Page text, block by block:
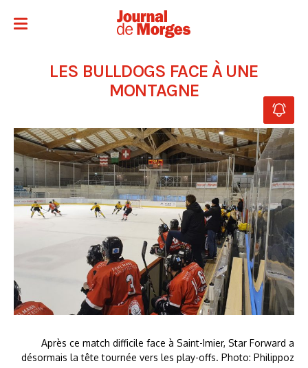
LES BULLDOGS FACE À UNE
MONTAGNE
Après ce match difficile face à Saint-Imier, Star Forward a
désormais la tête tournée vers les play-offs. Photo: Philippoz